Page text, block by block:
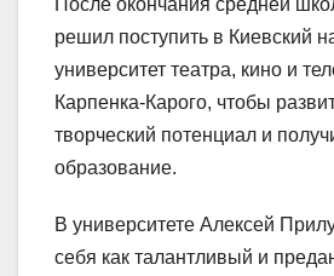
После окончания средней
решил поступить в Киевский
университет театра, кино и
Карпенка-Карого, чтобы
творческий потенциал и
образование.
В университете Алексей
себя как талантливый и